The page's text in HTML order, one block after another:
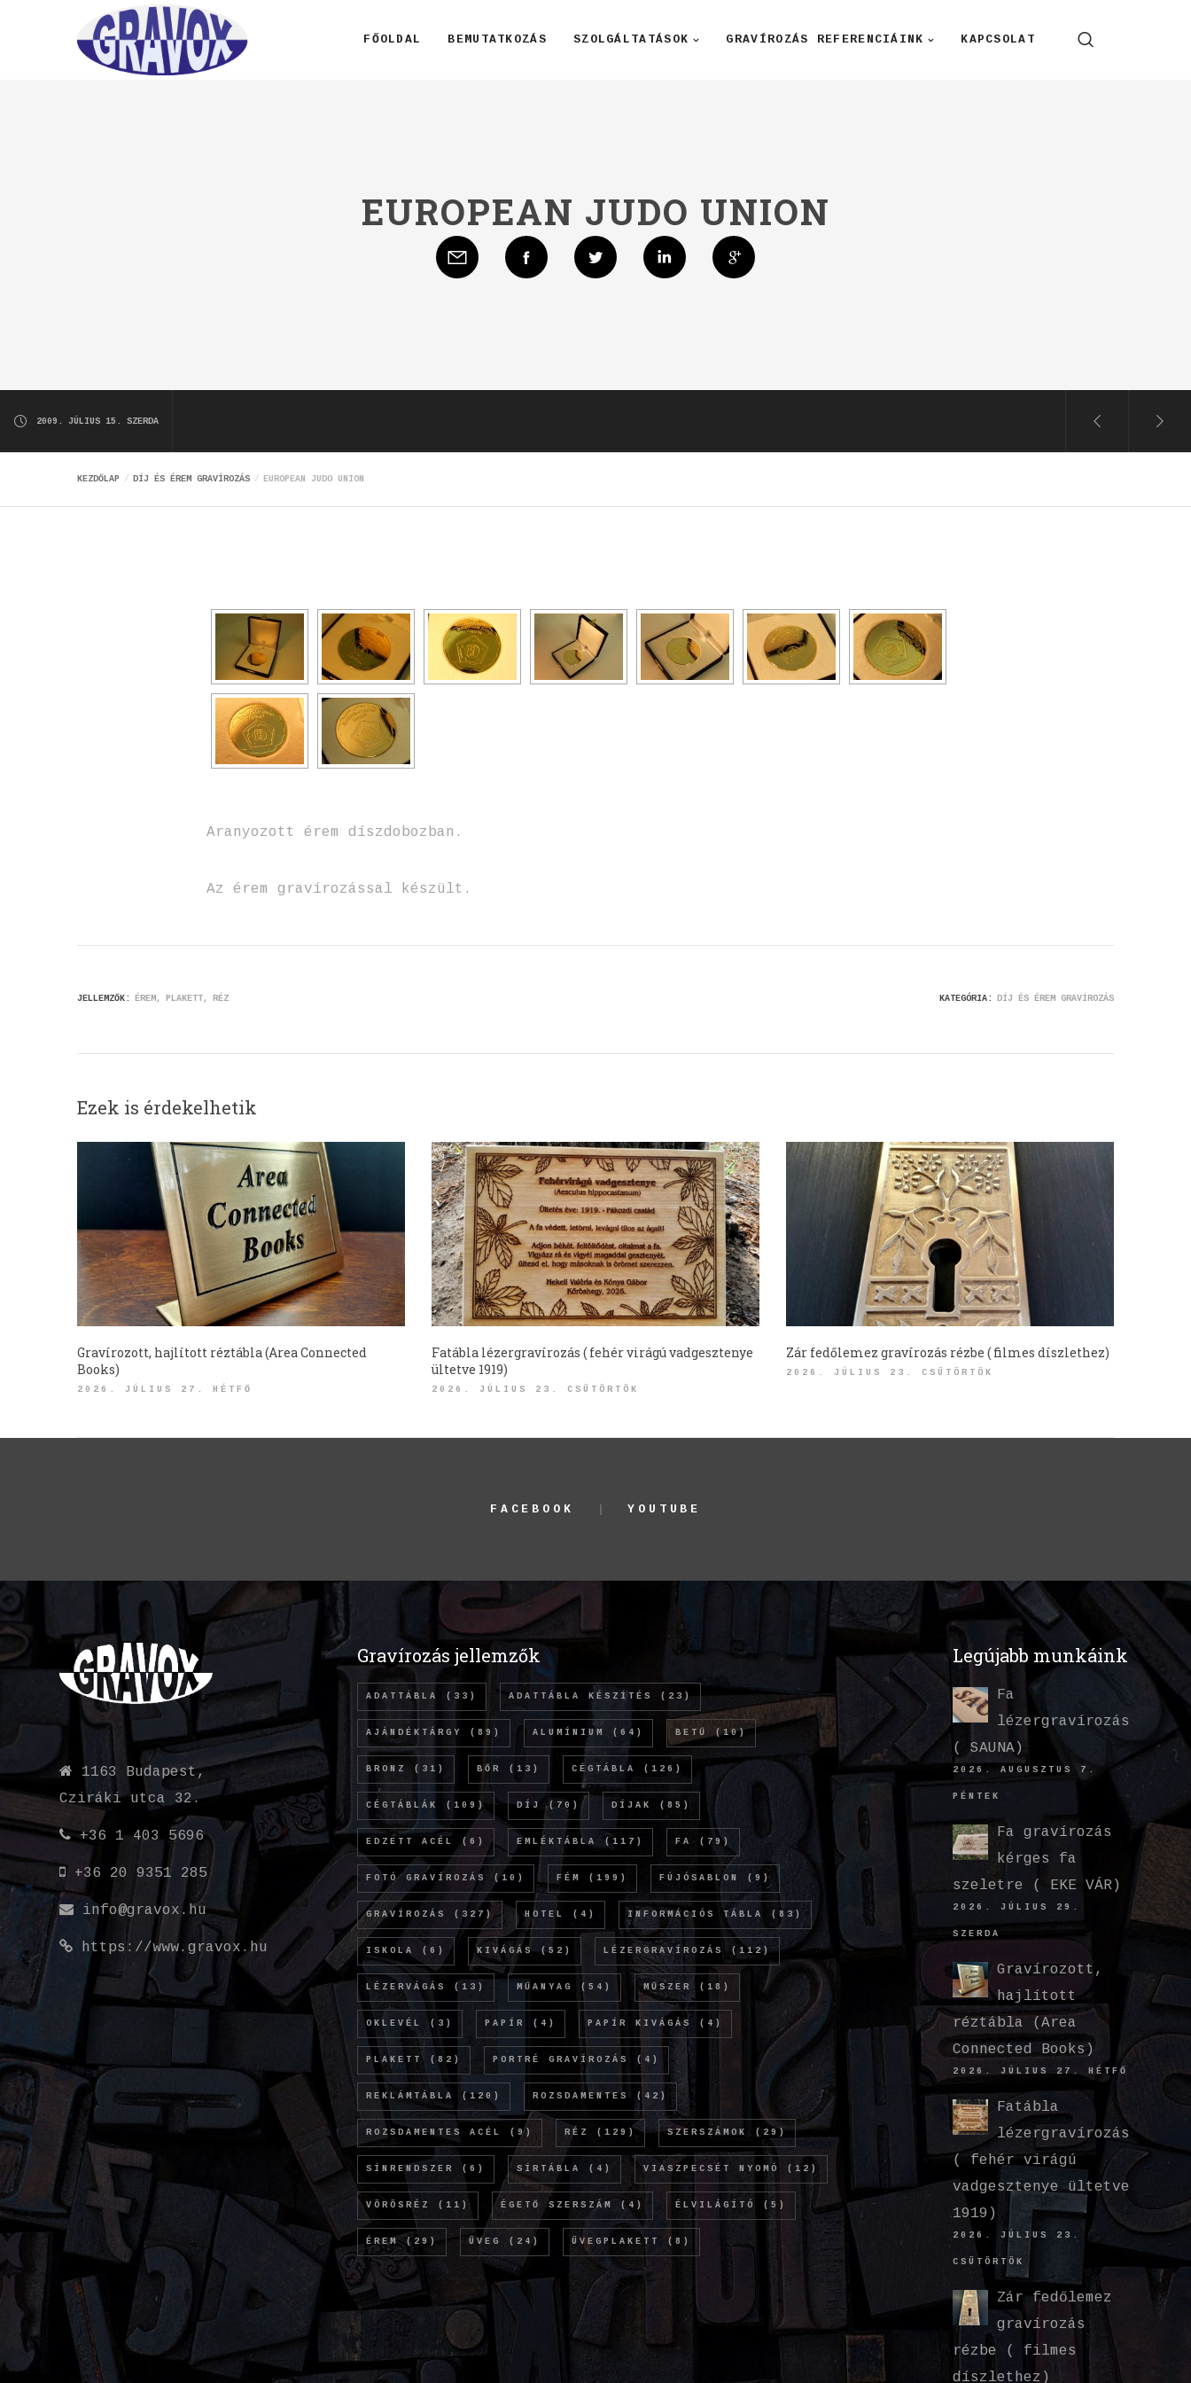
FŐOLDAL BEMUTATKOZÁS SZOLGÁLTATÁSOK GRAVÍROZÁS REFERENCIÁINK KAPCSOLAT
EUROPEAN JUDO UNION
2009. JÚLIUS 15. SZERDA
KEZDŐLAP DÍJ ÉS ÉREM GRAVÍROZÁS EUROPEAN JUDO UNION
Aranyozott érem díszdobozban.
Az érem gravírozással készült.
JELLEMZŐK: ÉREM PLAKETT RÉZ KATEGÓRIA: DÍJ ÉS ÉREM GRAVÍROZÁS
Ezek is érdekelhetik
Gravírozott, hajlított réztábla (Area Connected
Books)
2026. JÚLIUS 27. HÉTFŐ
Fatábla lézergravírozás ( fehér virágú vadgesztenye
ültetve 1919)
2026. JÚLIUS 23. CSÜTÖRTÖK
Zár fedőlemez gravírozás rézbe ( filmes díszlethez)
2026. JÚLIUS 23. CSÜTÖRTÖK
FACEBOOK YOUTUBE
1163 Budapest,
Cziráki utca 32.
+36 1 403 5696
+36 20 9351 285
info@gravox.hu
https://www.gravox.hu
Gravírozás jellemzők
ADATTÁBLA (33) ADATTÁBLA KÉSZÍTÉS (23)
AJÁNDÉKTÁRGY (89) ALUMÍNIUM (64) BETŰ (10)
BRONZ (31) BŐR (13) CÉGTÁBLA (126)
CÉGTÁBLÁK (109) DÍJ (70) DÍJAK (85)
EDZETT ACÉL (6) EMLÉKTÁBLA (117) FA (79)
FOTÓ GRAVÍROZÁS (10) FÉM (199) FÚJÓSABLON (9)
GRAVÍROZÁS (327) HOTEL (4) INFORMÁCIÓS TÁBLA (83)
ISKOLA (6) KIVÁGÁS(52) LÉZERGRAVÍROZÁS (112)
LÉZERVÁGÁS (13) MŰANYAG (54) MŰSZER (18)
OKLEVÉL (3) PAPÍR (4) PAPÍR KIVÁGÁS (4)
PLAKETT(82) PORTRÉ GRAVÍROZÁS (4)
REKLÁMTÁBLA (120) ROZSDAMENTES (42)
ROZSDAMENTES ACÉL (9) RÉZ (129) SZERSZÁMOK (29)
SÍNRENDSZER (6) SÍRTÁBLA (4) VIASZPECSÉT NYOMÓ (12)
VÖRÖSRÉZ (11) ÉGETŐ SZERSZÁM (4) ÉLVILÁGÍTÓ (5)
ÉREM(29) ÜVEG (24) ÜVEGPLAKETT (8)
Legújabb munkáink
Fa
lézergravírozás
( SAUNA)
2026. AUGUSZTUS 7.
PÉNTEK
Fa gravírozás
kérges fa
szeletre ( EKE VÁR)
2026. JÚLIUS 29.
SZERDA
Gravírozott,
hajlított
réztábla (Area
Connected Books)
2026. JÚLIUS 27. HÉTFŐ
Fatábla
lézergravírozás
( fehér virágú
vadgesztenye ültetve
1919)
2026. JÚLIUS 23.
CSÜTÖRTÖK
Zár fedőlemez
gravírozás
rézbe ( filmes
díszlethez)